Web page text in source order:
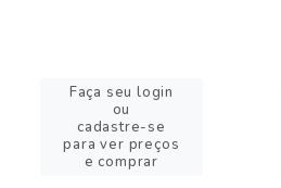
Faça seu login
ou
cadastre-se
para ver preços
e comprar